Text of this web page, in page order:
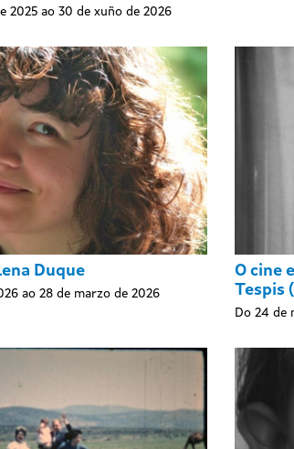
2025 ao 30 de xuño de 2026
Duque
ao 28 de marzo de 2026
O cine
Tespis
Do 24 de